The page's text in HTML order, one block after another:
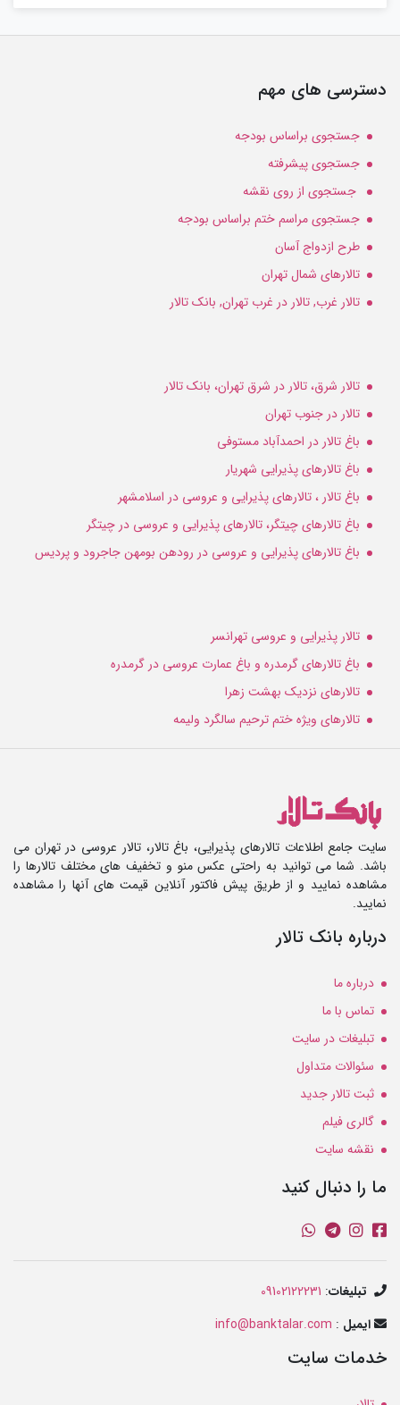
دسترسی های مهم
جستجوی براساس بودجه
جستجوی پیشرفته
جستجوی از روی نقشه
جستجوی مراسم ختم براساس بودجه
طرح ازدواج آسان
تالارهای شمال تهران
تالار غرب, تالار در غرب تهران, بانک تالار
تالار شرق، تالار در شرق تهران، بانک تالار
تالار در جنوب تهران
باغ تالار در احمدآباد مستوفی
باغ تالارهای پذیرایی شهریار
باغ تالار ، تالارهای پذیرایی و عروسی در اسلامشهر
باغ تالارهای چیتگر، تالارهای پذیرایی و عروسی در چیتگر
باغ تالارهای پذیرایی و عروسی در رودهن بومهن جاجرود و پردیس
تالار پذیرایی و عروسی تهرانسر
باغ تالارهای گرمدره و باغ عمارت عروسی در گرمدره
تالارهای نزدیک بهشت زهرا
تالارهای ویژه ختم ترحیم سالگرد ولیمه
سایت جامع اطلاعات تالارهای پذیرایی، باغ تالار، تالار عروسی در تهران می
باشد. شما می توانید به راحتی عکس منو و تخفیف های مختلف تالارها را
مشاهده نمایید و از طریق پیش فاکتور آنلاین قیمت های آنها را مشاهده
نمایید.
درباره بانک تالار
درباره ما
تماس با ما
تبلیغات در سایت
سئوالات متداول
ثبت تالار جدید
گالری فیلم
نقشه سایت
ما را دنبال کنید
تبلیغات:
09102122231
ایمیل :
info@banktalar.com
خدمات سایت